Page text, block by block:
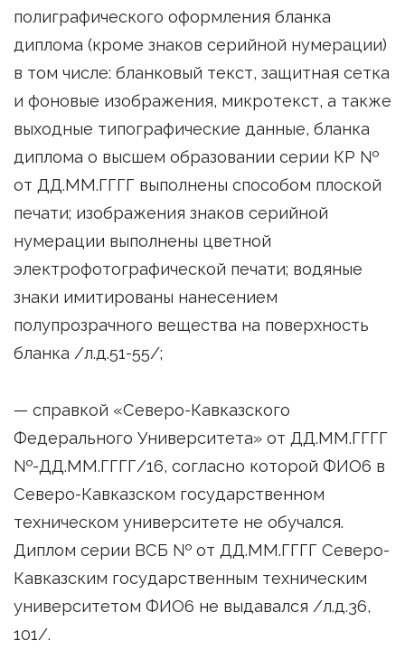
полиграфического оформления бланка
диплома (кроме знаков серийной нумерации)
в том числе: бланковый текст, защитная сетка
и фоновые изображения, микротекст, а также
выходные типографические данные, бланка
диплома о высшем образовании серии КР №
от ДД.ММ.ГГГГ выполнены способом плоской
печати; изображения знаков серийной
нумерации выполнены цветной
электрофотографической печати; водяные
знаки имитированы нанесением
полупрозрачного вещества на поверхность
бланка /л.д.51-55/;
— справкой «Северо-Кавказского
Федерального Университета» от ДД.ММ.ГГГГ
№-ДД.ММ.ГГГГ/16, согласно которой ФИО6 в
Северо-Кавказском государственном
техническом университете не обучался.
Диплом серии ВСБ № от ДД.ММ.ГГГГ Северо-
Кавказским государственным техническим
университетом ФИО6 не выдавался /л.д.36,
101/.